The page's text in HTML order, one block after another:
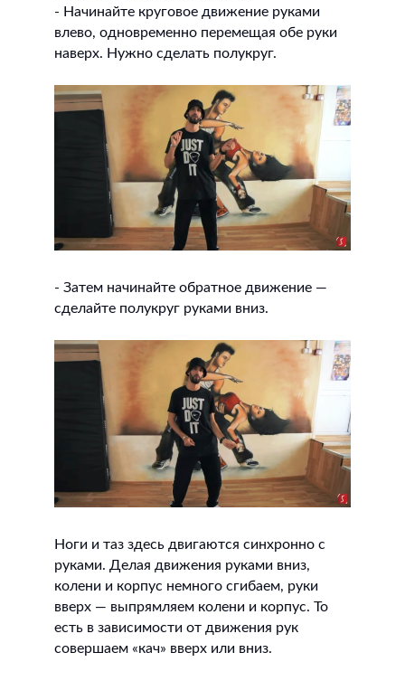
- Начинайте круговое движение руками
влево, одновременно перемещая обе руки
наверх. Нужно сделать полукруг.
- Затем начинайте обратное движение —
сделайте полукруг руками вниз.
Ноги и таз здесь двигаются синхронно с
руками. Делая движения руками вниз,
колени и корпус немного сгибаем, руки
вверх — выпрямляем колени и корпус. То
есть в зависимости от движения рук
совершаем «кач» вверх или вниз.